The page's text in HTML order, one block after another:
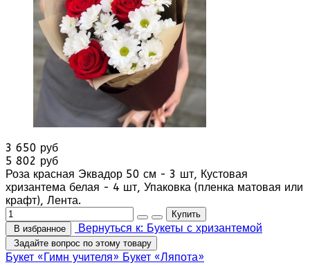
3 650 руб
5 802 руб
Роза красная Эквадор 50 см - 3 шт, Кустовая
хризантема белая - 4 шт, Упаковка (пленка матовая или
крафт), Лента.
В избранное Вернуться к: Букеты с хризантемой
Задайте вопрос по этому товару
Букет «Гимн учителя» Букет «Ляпота»